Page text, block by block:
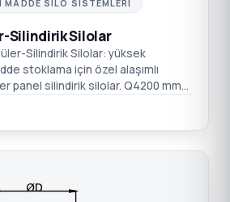
SILO SISTEMLERI
Silindirik Silolar
Silindirik Silolar: yüksek
stoklama için özel alaşımlı
panel silindirik silolar. Q4200 mm
ile kolay montaj, gıda ve iş